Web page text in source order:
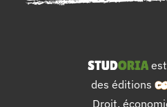
des éditions
Droit,